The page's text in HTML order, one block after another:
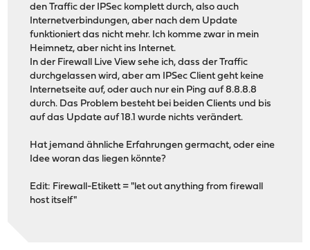
den Traffic der IPSec komplett durch, also auch
Internetverbindungen, aber nach dem Update
funktioniert das nicht mehr. Ich komme zwar in mein
Heimnetz, aber nicht ins Internet.
In der Firewall Live View sehe ich, dass der Traffic
durchgelassen wird, aber am IPSec Client geht keine
Internetseite auf, oder auch nur ein Ping auf 8.8.8.8
durch. Das Problem besteht bei beiden Clients und bis
auf das Update auf 18.1 wurde nichts verändert.
Hat jemand ähnliche Erfahrungen germacht, oder eine
Idee woran das liegen könnte?
Edit: Firewall-Etikett = "let out anything from firewall
host itself"